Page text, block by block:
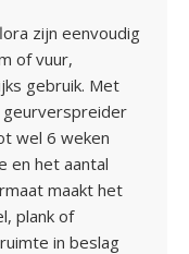
zijn eenvoudig
of vuur,
gebruik. Met
geurverspreider
wel 6 weken
en het aantal
maakt het
plank of
in beslag